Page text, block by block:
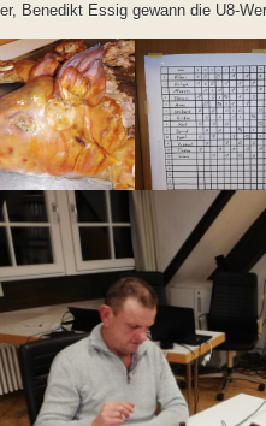
Benedikt Essig gewann die U8-